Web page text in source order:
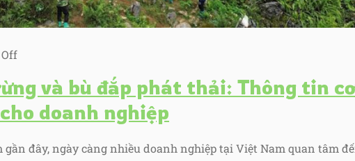
và bù đắp phát thải: Thông tin cơ
doanh nghiệp
đây, ngày càng nhiều doanh nghiệp tại Việt Nam quan tâm